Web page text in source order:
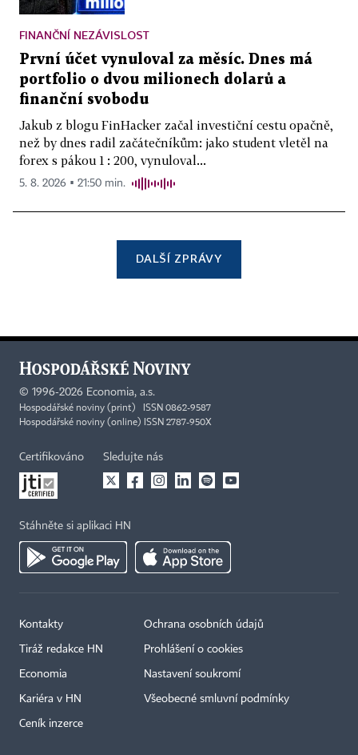
FINANČNÍ NEZÁVISLOST
První účet vynuloval za měsíc. Dnes má
portfolio o dvou milionech dolarů a
finanční svobodu
Jakub z blogu FinHacker začal investiční cestu opačně,
než by dnes radil začátečníkům: jako student vletěl na
forex s pákou 1 : 200, vynuloval...
5. 8. 2026 ▪ 21:50 min.
DALŠÍ ZPRÁVY
© 1996-2026 Economia, a.s.
Hospodářské noviny (print) ISSN 0862-9587
Hospodářské noviny (online) ISSN 2787-950X
Certifikováno Sledujte nás
Stáhněte si aplikaci HN
Kontakty
Tiráž redakce HN
Economia
Kariéra v HN
Ceník inzerce
Ochrana osobních údajů
Prohlášení o cookies
Nastavení soukromí
Všeobecné smluvní podmínky